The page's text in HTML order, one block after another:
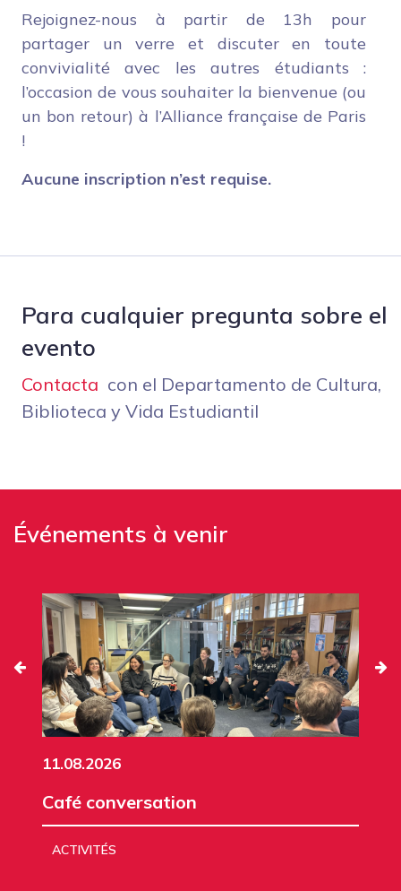
Rejoignez-nous à partir de 13h pour
partager un verre et discuter en toute
convivialité avec les autres étudiants :
l’occasion de vous souhaiter la bienvenue (ou
un bon retour) à l’Alliance française de Paris
!
Aucune inscription n’est requise.
Para cualquier pregunta sobre el
evento
Contacta con el Departamento de Cultura,
Biblioteca y Vida Estudiantil
Événements à venir
11.08.2026
Café conversation
ACTIVITÉS